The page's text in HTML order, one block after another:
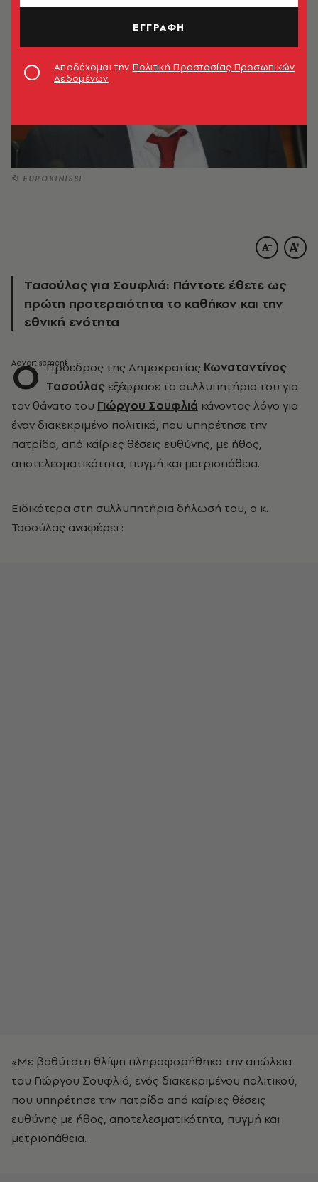
© EUROKINISSI
Τασούλας για Σουφλιά: Πάντοτε έθετε ως
πρώτη προτεραιότητα το καθήκον και την
εθνική ενότητα
Ο Πρόεδρος της Δημοκρατίας Κωνσταντίνος
Τασούλας εξέφρασε τα συλλυπητήρια του για
τον θάνατο του Γιώργου Σουφλιά κάνοντας λόγο για
έναν διακεκριμένο πολιτικό, που υπηρέτησε την
πατρίδα, από καίριες θέσεις ευθύνης, με ήθος,
αποτελεσματικότητα, πυγμή και μετριοπάθεια.
Ειδικότερα στη συλλυπητήρια δήλωσή του, ο κ.
Τασούλας αναφέρει :
«Με βαθύτατη θλίψη πληροφορήθηκα την απώλεια
του Γιώργου Σουφλιά, ενός διακεκριμένου πολιτικού,
που υπηρέτησε την πατρίδα από καίριες θέσεις
ευθύνης με ήθος, αποτελεσματικότητα, πυγμή και
μετριοπάθεια.
ΕΓΓΡΑΦΗ
Αποδέχομαι την Πολιτική Προστασίας Προσωπικών
Δεδομένων